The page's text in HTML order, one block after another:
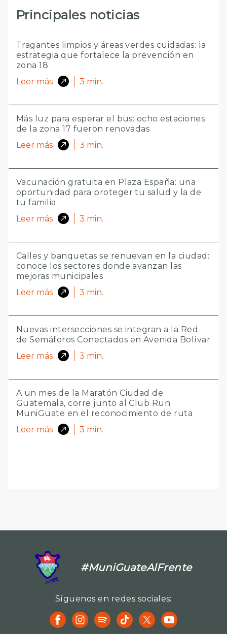
Principales noticias
Tragantes limpios y áreas verdes cuidadas: la
estrategia que fortalece la prevención en
zona 18
Leer más
3 min.
Más luz para esperar el bus: ocho estaciones
de la zona 17 fueron renovadas
Leer más
3 min.
Vacunación gratuita en Plaza España: una
oportunidad para proteger tu salud y la de
tu familia
Leer más
3 min.
Calles y banquetas se renuevan en la ciudad:
conoce los sectores donde avanzan las
mejoras municipales
Leer más
3 min.
Nuevas intersecciones se integran a la Red
de Semáforos Conectados en Avenida Bolívar
Leer más
3 min.
A un mes de la Maratón Ciudad de
Guatemala, corre junto al Club Run
MuniGuate en el reconocimiento de ruta
Leer más
3 min.
#MuniGuateAlFrente
Síguenos en redes sociales: